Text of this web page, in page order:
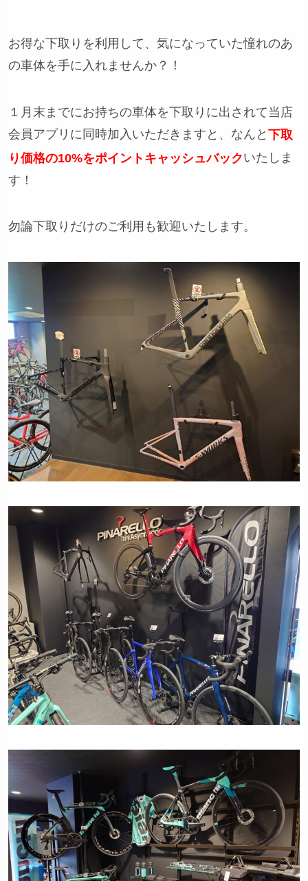
お得な下取りを利用して、気になっていた憧れのあ
の車体を手に入れませんか？！
１月末までにお持ちの車体を下取りに出されて当店
会員アプリに同時加入いただきますと、なんと 下取
り価格の10%をポイントキャッシュバックいたしま
す！
勿論下取りだけのご利用も歓迎いたします。